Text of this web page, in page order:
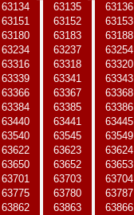
63134 63135 63136
63151 63152 63153
63180 63183 63188
63234 63237 63254
63316 63318 63320
63339 63341 63343
63366 63367 63368
63384 63385 63386
63440 63441 63445
63540 63545 63549
63622 63623 63624
63650 63652 63653
63701 63703 63704
63775 63780 63787
63862 63863 63866